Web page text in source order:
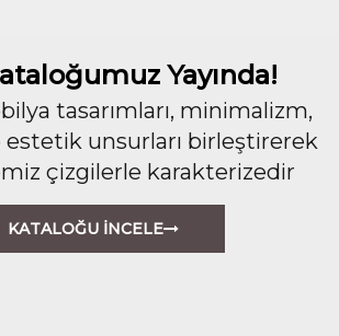
Yayında!
tasarımları, minimalizm,
estetik unsurları birleştirerek
çizgilerle karakterizedir
KATALOĞU İNCELE